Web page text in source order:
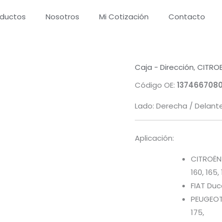
Nosotros Mi Cotización Contacto
Caja - Dirección,
Código OE:
Lado: Derecha /
Aplicación:
160,
FIAT
175,